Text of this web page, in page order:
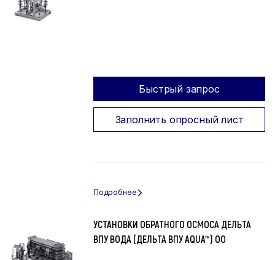
Быстрый запрос
Заполнить опросный лист
УСТАНОВКИ ОБРАТНОГО ОСМОСА ДЕЛЬТА
ВПУ ВОДА (ДЕЛЬТА ВПУ AQUA™) ОО